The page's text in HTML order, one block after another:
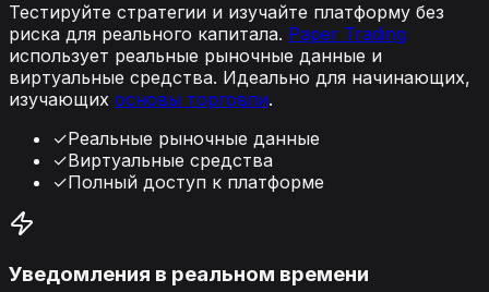
Тестируйте стратегии и изучайте платформу без
риска для реального капитала. Paper Trading
использует реальные рыночные данные и
виртуальные средства. Идеально для начинающих,
изучающих основы торговли.
✓Реальные рыночные данные
✓Виртуальные средства
✓Полный доступ к платформе
Уведомления в реальном времени